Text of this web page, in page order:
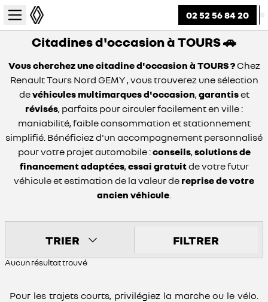
02 52 56 84 20
Citadines d'occasion à TOURS 🚗
Vous cherchez une citadine d'occasion à TOURS ?Chez
Renault Tours Nord GEMY , vous trouverez une sélection
devéhicules multimarques d'occasion,garantiset
révisés, parfaits pour circuler facilement en ville :
maniabilité, faible consommation et stationnement
simplifié. Bénéficiez d'un accompagnement personnalisé
pour votre projet automobile :conseils,solutions de
financement adaptées,essai gratuitde votre futur
véhicule et estimation de la valeur de reprise de votre
ancien véhicule.
TRIER FILTRER
Aucun résultat trouvé
Pour les trajets courts, privilégiez la marche ou le vélo.